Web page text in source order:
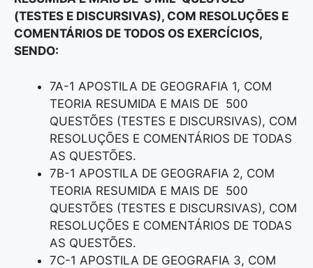
(TESTES E DISCURSIVAS), COM RESOLUÇÕES E
COMENTÁRIOS DE TODOS OS EXERCÍCIOS,
SENDO:
7A-1 APOSTILA DE GEOGRAFIA 1, COM
TEORIA RESUMIDA E MAIS DE 500
QUESTÕES (TESTES E DISCURSIVAS), COM
RESOLUÇÕES E COMENTÁRIOS DE TODAS
AS QUESTÕES.
7B-1 APOSTILA DE GEOGRAFIA 2, COM
TEORIA RESUMIDA E MAIS DE 500
QUESTÕES (TESTES E DISCURSIVAS), COM
RESOLUÇÕES E COMENTÁRIOS DE TODAS
AS QUESTÕES.
7C-1 APOSTILA DE GEOGRAFIA 3, COM